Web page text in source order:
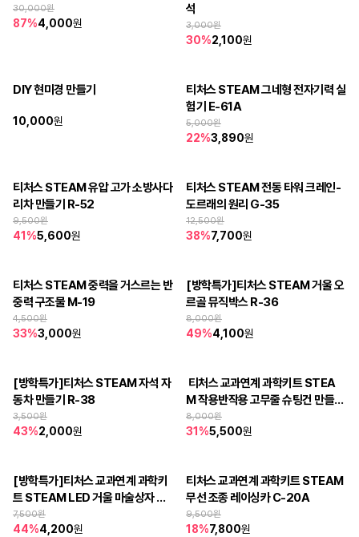
30,000원
87%4,000원
석
3,000원
30%2,100원
DIY 현미경 만들기
10,000원
티처스 STEAM 그네형 전자기력 실
험기 E-61A
5,000원
22%3,890원
티처스 STEAM 유압 고가 소방사다
리차 만들기 R-52
9,500원
41 %5,600원
티처스 STEAM 전동 타워 크레인-
도르래의 원리 G-35
12,500원
38%7,700원
티처스 STEAM 중력을 거스르는 반
중력 구조물 M-19
4,500원
33%3,000원
[방학특가]티처스 STEAM 거울 오
르골 뮤직박스 R-36
8,000원
49%4,100원
[방학특가]티처스 STEAM 자석 자
동차 만들기 R-38
3,500원
43%2,000원
티처스 교과연계 과학키트 STEA
M 작용반작용 고무줄 슈팅건 만들기
GR-33
8,000원
31 %5,500원
[방학특가]티처스 교과연계 과학키
트 STEAM LED 거울 마술상자 만
들기 M-30
7,500원
44%4,200원
티처스 교과연계 과학키트 STEAM
무선 조종 레이싱카 C-20A
9,500원
18%7,800원